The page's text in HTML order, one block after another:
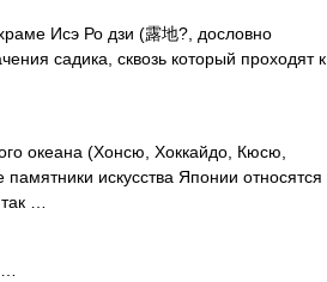
Исэ Ро дзи (露地?, дословно
садика, сквозь который проходят к
океана (Хонсю, Хоккайдо, Кюсю,
искусства Японии относятся
…